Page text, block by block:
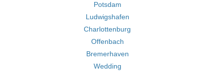
Potsdam
Ludwigshafen
Charlottenburg
Offenbach
Bremerhaven
Wedding